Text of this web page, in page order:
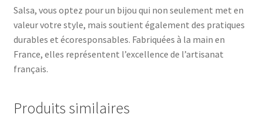
Salsa, vous optez pour un bijou qui non seulement met en
valeur votre style, mais soutient également des pratiques
durables et écoresponsables. Fabriquées à la main en
France, elles représentent l’excellence de l’artisanat
français.
Produits similaires